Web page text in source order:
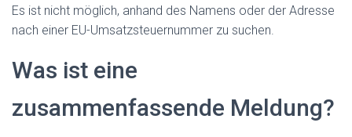
Es ist nicht möglich, anhand des Namens oder der Adresse
nach einer EU-Umsatzsteuernummer zu suchen.
Was ist eine
zusammenfassende Meldung?